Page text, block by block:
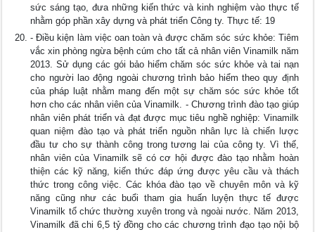
sức sáng tạo, đưa những kiến thức và kinh nghiệm vào thực tế
nhằm góp phần xây dựng và phát triển Công ty. Thực tế: 19
- Điều kiện làm việc oan toàn và được chăm sóc sức khỏe: Tiêm
vắc xin phòng ngừa bệnh cúm cho tất cả nhân viên Vinamilk năm
2013. Sử dụng các gói bảo hiểm chăm sóc sức khỏe và tai nạn
cho người lao động ngoài chương trình bảo hiểm theo quy định
của pháp luật nhằm mang đến một sự chăm sóc sức khỏe tốt
hơn cho các nhân viên của Vinamilk. - Chương trình đào tạo giúp
nhân viên phát triển và đạt được mục tiêu nghề nghiệp: Vinamilk
quan niệm đào tạo và phát triển nguồn nhân lực là chiến lược
đầu tư cho sự thành công trong tương lai của công ty. Vì thế,
nhân viên của Vinamilk sẽ có cơ hội được đào tạo nhằm hoàn
thiện các kỹ năng, kiến thức đáp ứng được yêu cầu và thách
thức trong công việc. Các khóa đào tạo về chuyên môn và kỹ
năng cũng như các buổi tham gia huấn luyện thực tế được
Vinamilk tổ chức thường xuyên trong và ngoài nước. Năm 2013,
Vinamilk đã chi 6,5 tỷ đồng cho các chương trình đạo tạo nội bộ